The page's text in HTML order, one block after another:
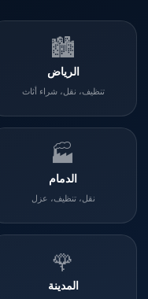
🏙️
الرياض
تنظيف، نقل، شراء أثاث
🏭
الدمام
نقل، تنظيف، عزل
🌹
المدينة